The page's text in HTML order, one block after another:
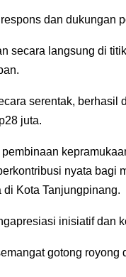
dan dukungan
secara langsung di
serentak, berhasil
juta.
nyata bagi
Kota Tanjungpinang.
inisiatif dan
gotong